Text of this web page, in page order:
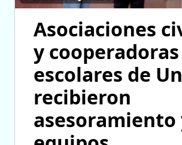
Asociaciones
y cooperadoras
escolares de
recibieron
asesoramiento